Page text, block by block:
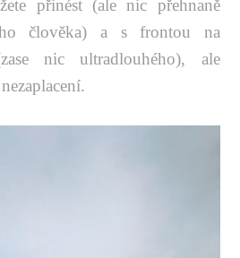
přinést (ale nic přehnaně
člověka) a s frontou na
nic ultradlouhého), ale